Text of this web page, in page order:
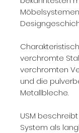
verchromte
verchromten
und die
Metallbleche.
USM
System als